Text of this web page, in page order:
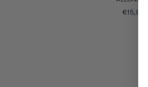
€15,95